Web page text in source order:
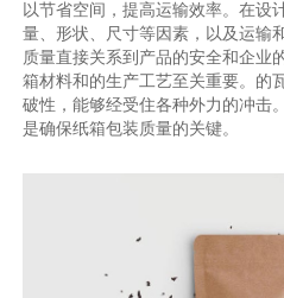
以节省空间，提高运输效率。在设
量、形状、尺寸等因素，以及运输
质量直接关系到产品的安全和企业
箱材料和的生产工艺至关重要。的
破性，能够经受住各种外力的冲击
是确保纸箱包装质量的关键。